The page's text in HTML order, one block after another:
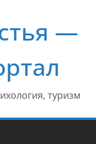
—
туризм